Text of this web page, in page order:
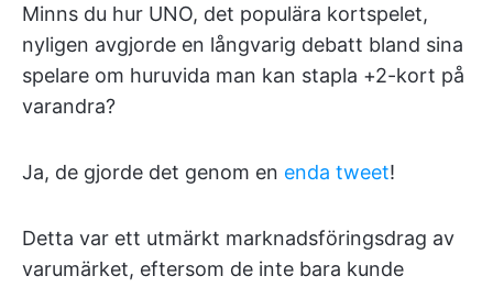
Minns du hur UNO, det populära kortspelet,
nyligen avgjorde en långvarig debatt bland sina
spelare om huruvida man kan stapla +2-kort på
varandra?
Ja, de gjorde det genom en enda tweet!
Detta var ett utmärkt marknadsföringsdrag av
varumärket, eftersom de inte bara kunde